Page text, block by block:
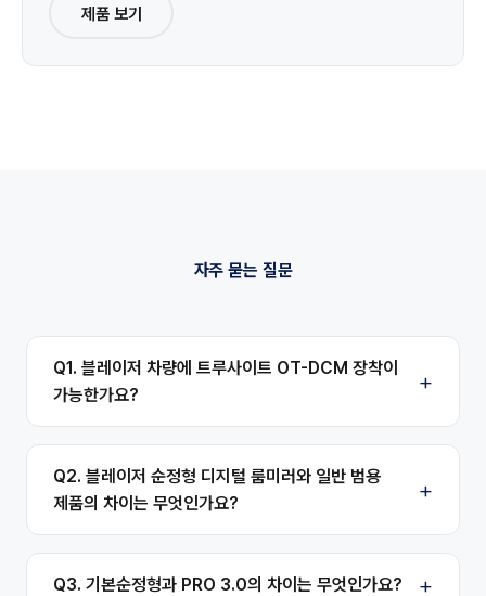
제품 보기
자주 묻는 질문
Q1. 블레이저 차량에 트루사이트 OT-DCM 장착이
가능한가요?
Q2. 블레이저 순정형 디지털 룸미러와 일반 범용
제품의 차이는 무엇인가요?
Q3. 기본순정형과 PRO 3.0의 차이는 무엇인가요?